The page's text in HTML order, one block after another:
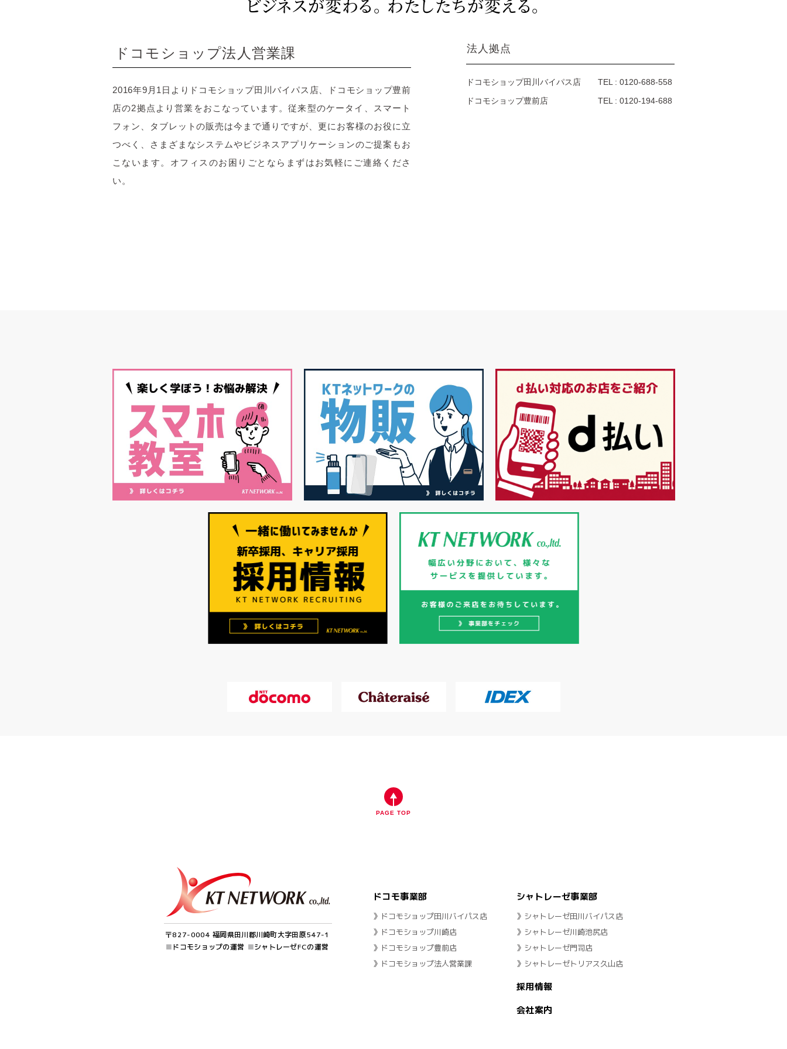
ビジネスが変わる。 わたしたちが変える。
ドコモショップ法人営業課
2016年9月1日よりドコモショップ田川バイパス店、ドコモショップ豊前
店の2拠点より営業をおこなっています。従来型のケータイ、スマート
フォン、タブレットの販売は今まで通りですが、更にお客様のお役に立
つべく、さまざまなシステムやビジネスアプリケーションのご提案もお
こないます。オフィスのお困りごとならまずはお気軽にご連絡くださ
い。
法人拠点
ドコモショップ田川バイパス店
TEL : 0120-688-558
ドコモショップ豊前店
TEL : 0120-194-688
PAGE TOP
〒827-0004 福岡県田川郡川崎町大字田原547-1
■ドコモショップの運営 ■シャトレーゼFCの運営
ドコモ事業部
》ドコモショップ田川バイパス店
》ドコモショップ川崎店
》ドコモショップ豊前店
》ドコモショップ法人営業課
シャトレーゼ事業部
》シャトレーゼ田川バイパス店
》シャトレーゼ川崎池尻店
》シャトレーゼ門司店
》シャトレーゼトリアス久山店
採用情報
会社案内